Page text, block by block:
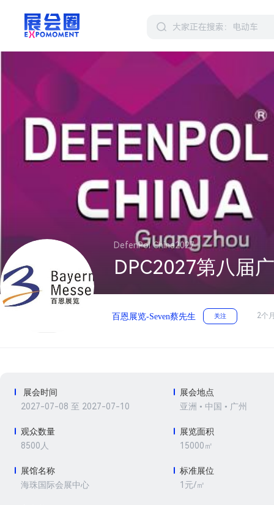
DefenPol China2027
DPC2027第八届
百恩展览-Seven蔡先生 关注 2个
展会时间
2027-07-08 至 2027-07-10
展会地点
亚洲 • 中国 • 广州
观众数量
8500人
展览面积
15000㎡
展馆名称
海珠国际会展中心
标准展位
1元/㎡